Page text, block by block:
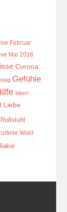
Februar
Mai 2016
Corona
Gefühle
Ideen
Liebe
Rollstuhl
Wald